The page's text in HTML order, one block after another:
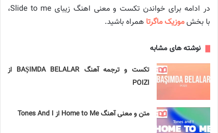
در ادامه برای خواندن تکست و معنی اهنگ زیبای Slide to me،
با بخشموزیک ماگرتا همراه باشید.
نوشته های مشابه
تکست و ترجمه آهنگ BAŞIMDA BELALAR از
POIZI
متن و معنی آهنگ Home to Me از Tones And I